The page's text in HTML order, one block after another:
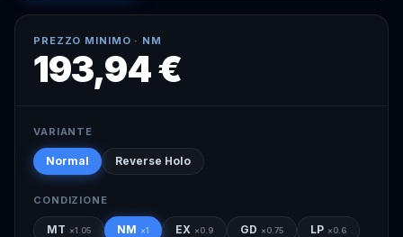
PREZZO MINIMO · NM
193,94 €
VARIANTE
Normal Reverse Holo
CONDIZIONE
MT ×1.05 NM ×1 EX ×0.9 GD ×0.75 LP ×0.6